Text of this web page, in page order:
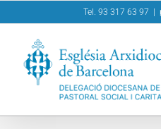
to
Tel. 93 317 63 97